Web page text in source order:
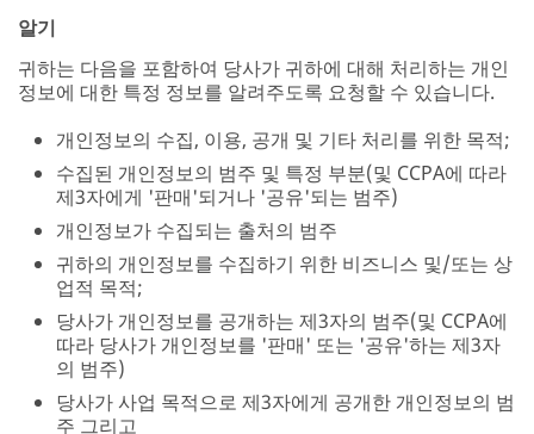
알기
귀하는 다음을 포함하여 당사가 귀하에 대해 처리하는 개인
정보에 대한 특정 정보를 알려주도록 요청할 수 있습니다.
개인정보의 수집, 이용, 공개 및 기타 처리를 위한 목적;
수집된 개인정보의 범주 및 특정 부분(및 CCPA에 따라
제3자에게 '판매'되거나 '공유'되는 범주)
개인정보가 수집되는 출처의 범주
귀하의 개인정보를 수집하기 위한 비즈니스 및/또는 상
업적 목적;
당사가 개인정보를 공개하는 제3자의 범주(및 CCPA에
따라 당사가 개인정보를 '판매' 또는 '공유'하는 제3자
의 범주)
당사가 사업 목적으로 제3자에게 공개한 개인정보의 범
주 그리고